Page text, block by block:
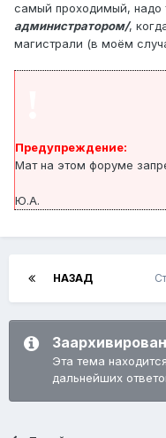
самый проходимый, надо
администратором/,
магистрали (в моём
Предупреждение:
Мат на этом форуме
Ю.А.
НАЗАД
Эта тема
дальнейших